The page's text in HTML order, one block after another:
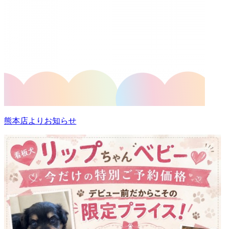
熊本店よりお知らせ